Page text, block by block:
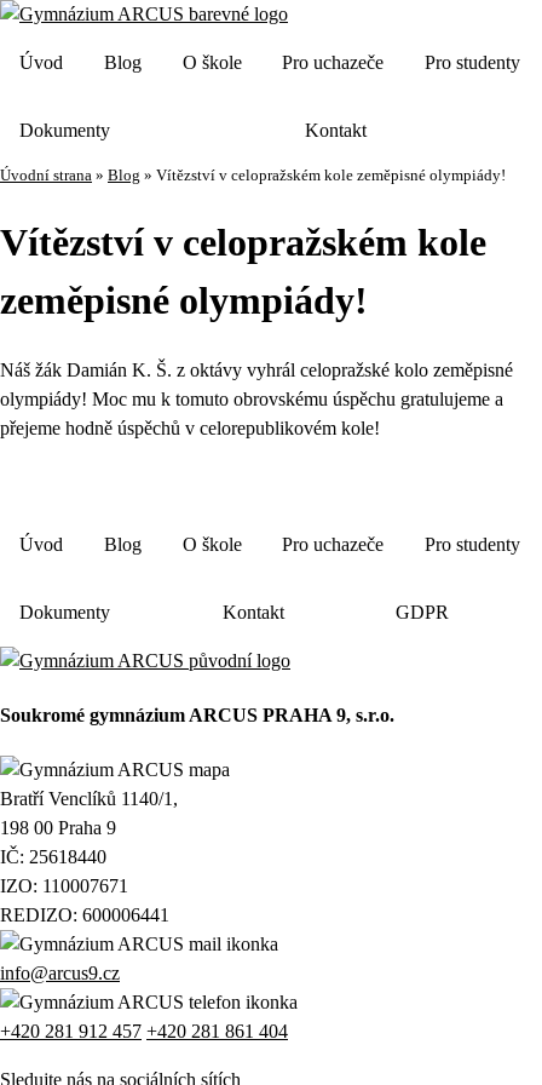
Úvod Blog O škole Pro uchazeče Pro studenty
Dokumenty Kontakt
Úvodní strana » Blog » Vítězství v celopražském kole zeměpisné olympiády!
Vítězství v celopražském kole
zeměpisné olympiády!
Náš žák Damián K. Š. z oktávy vyhrál celopražské kolo zeměpisné
olympiády! Moc mu k tomuto obrovskému úspěchu gratulujeme a
přejeme hodně úspěchů v celorepublikovém kole!
Úvod Blog O škole Pro uchazeče Pro studenty
Dokumenty Kontakt GDPR
Soukromé gymnázium ARCUS PRAHA 9, s.r.o.
Bratří Venclíků 1140/1,
198 00 Praha 9
IČ: 25618440
IZO: 110007671
REDIZO: 600006441
info@arcus9.cz
+420 281 912 457 +420 281 861 404
Sledujte nás na sociálních sítích